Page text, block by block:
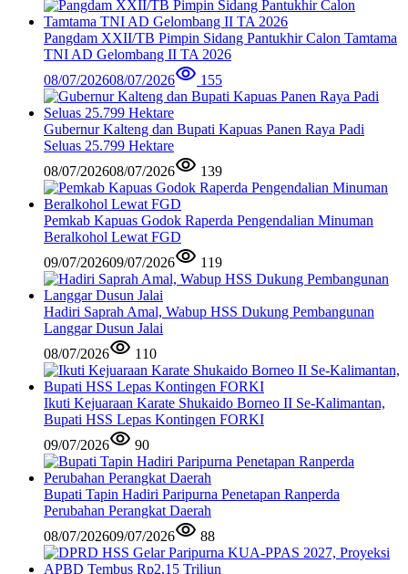
Pangdam XXII/TB Pimpin Sidang Pantukhir Calon Tamtama
TNI AD Gelombang II TA 2026
08/07/202608/07/2026 155
Gubernur Kalteng dan Bupati Kapuas Panen Raya Padi
Seluas 25.799 Hektare
08/07/202608/07/2026 139
Pemkab Kapuas Godok Raperda Pengendalian Minuman
Beralkohol Lewat FGD
09/07/202609/07/2026 119
Hadiri Saprah Amal, Wabup HSS Dukung Pembangunan
Langgar Dusun Jalai
08/07/2026
110
Ikuti Kejuaraan Karate Shukaido Borneo II Se-Kalimantan,
Bupati HSS Lepas Kontingen FORKI
09/07/2026
90
Bupati Tapin Hadiri Paripurna Penetapan Ranperda
Perubahan Perangkat Daerah
08/07/202609/07/2026 88